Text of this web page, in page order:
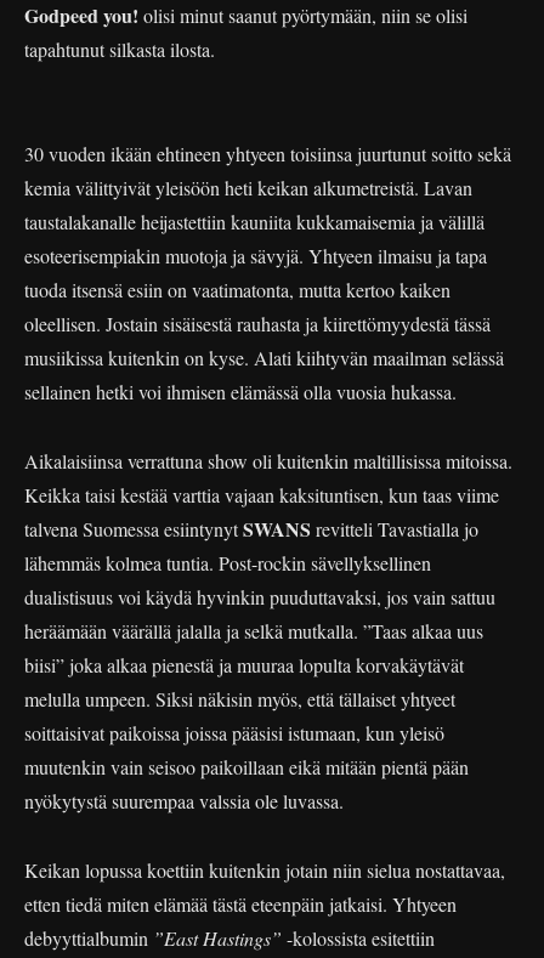
Godpeed you! olisi minut saanut pyörtymään, niin se olisi
tapahtunut silkasta ilosta.
30 vuoden ikään ehtineen yhtyeen toisiinsa juurtunut soitto sekä
kemia välittyivät yleisöön heti keikan alkumetreistä. Lavan
taustalakanalle heijastettiin kauniita kukkamaisemia ja välillä
esoteerisempiakin muotoja ja sävyjä. Yhtyeen ilmaisu ja tapa
tuoda itsensä esiin on vaatimatonta, mutta kertoo kaiken
oleellisen. Jostain sisäisestä rauhasta ja kiirettömyydestä tässä
musiikissa kuitenkin on kyse. Alati kiihtyvän maailman selässä
sellainen hetki voi ihmisen elämässä olla vuosia hukassa.
Aikalaisiinsa verrattuna show oli kuitenkin maltillisissa mitoissa.
Keikka taisi kestää varttia vajaan kaksituntisen, kun taas viime
talvena Suomessa esiintynytSWANS revitteli Tavastialla jo
lähemmäs kolmea tuntia. Post-rockin sävellyksellinen
dualistisuus voi käydä hyvinkin puuduttavaksi, jos vain sattuu
heräämään väärällä jalalla ja selkä mutkalla. ”Taas alkaa uus
biisi” joka alkaa pienestä ja muuraa lopulta korvakäytävät
melulla umpeen. Siksi näkisin myös, että tällaiset yhtyeet
soittaisivat paikoissa joissa pääsisi istumaan, kun yleisö
muutenkin vain seisoo paikoillaan eikä mitään pientä pään
nyökytystä suurempaa valssia ole luvassa.
Keikan lopussa koettiin kuitenkin jotain niin sielua nostattavaa,
etten tiedä miten elämää tästä eteenpäin jatkaisi. Yhtyeen
debyyttialbumin ”East Hastings” -kolossista esitettiin